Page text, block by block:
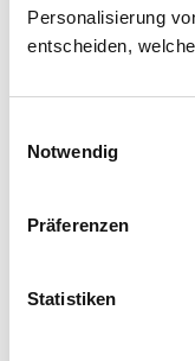
Personalisierung
entscheiden,
Notwendig
Präferenzen
Statistiken
Länge:
Breite:
Höhe: